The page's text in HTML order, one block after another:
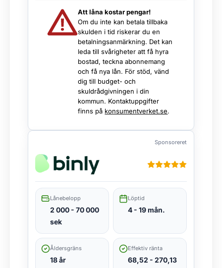
Att låna kostar pengar!
Om du inte kan betala tillbaka
skulden i tid riskerar du en
betalningsanmärkning. Det kan
leda till svårigheter att få hyra
bostad, teckna abonnemang
och få nya lån. För stöd, vänd
dig till budget- och
skuldrådgivningen i din
kommun. Kontaktuppgifter
finns på konsumentverket.se.
Sponsoreret
Lånebelopp
2 000 - 70 000
sek
Löptid
4 - 19 mån.
Åldersgräns
18 år
Effektiv ränta
68,52 - 270,13